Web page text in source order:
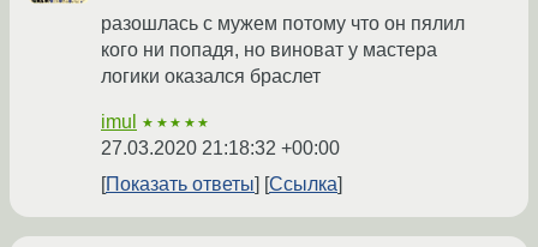
разошлась с мужем потому что он пялил
кого ни попадя, но виноват у мастера
логики оказался браслет
imul ★★★★★
27.03.2020 21:18:32 +00:00
Показать ответы
Ссылка